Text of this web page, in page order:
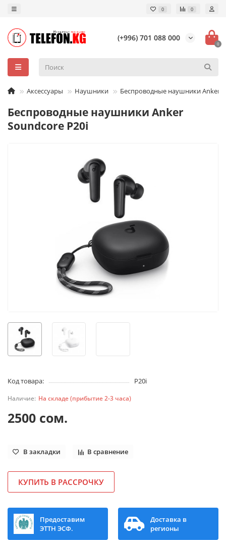
0 0
(+996) 701 088 000
0
Аксессуары Наушники Беспроводные наушники Anker
Беспроводные наушники Anker
Soundcore P20i
Код товара: P20i
На складе (прибытие 2-3 часа)
2500 сом.
В закладки В сравнение
КУПИТЬ В РАССРОЧКУ
Предоставим
ЭТТН ЭСФ.
Доставка в
регионы